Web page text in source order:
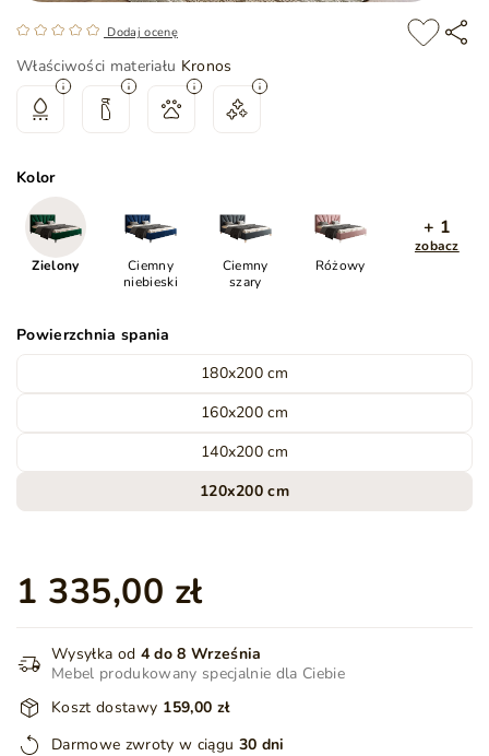
Dodaj ocenę
Właściwości materiału Kronos
Kolor
Zielony
Ciemny
niebieski
Ciemny
szary
Różowy
+ 1
zobacz
Powierzchnia spania
180x200 cm
160x200 cm
140x200 cm
120x200 cm
1 335,00 zł
Wysyłka od 4 do 8 Września
Mebel produkowany specjalnie dla Ciebie
Koszt dostawy 159,00 zł
Darmowe zwroty w ciągu 30 dni